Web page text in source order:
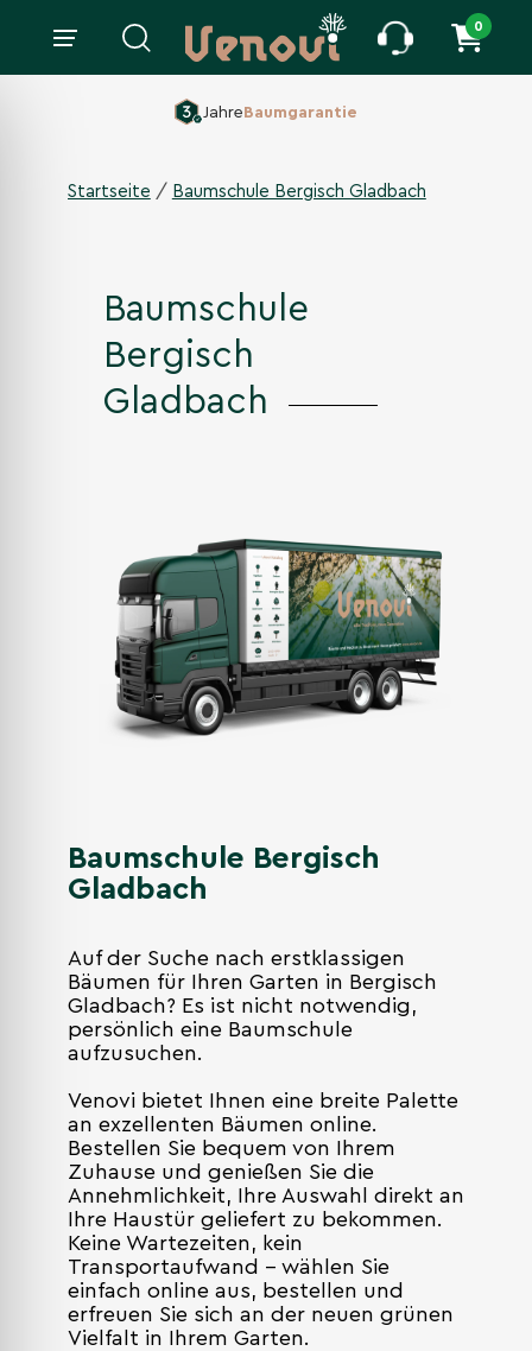
0
160 ha Baumschule,Seit 1860
Startseite / Baumschule Bergisch Gladbach
Baumschule
Bergisch
Gladbach
Baumschule Bergisch
Gladbach
Auf der Suche nach erstklassigen
Bäumen für Ihren Garten in Bergisch
Gladbach? Es ist nicht notwendig,
persönlich eine Baumschule
aufzusuchen.
Venovi bietet Ihnen eine breite Palette
an exzellenten Bäumen online.
Bestellen Sie bequem von Ihrem
Zuhause und genießen Sie die
Annehmlichkeit, Ihre Auswahl direkt an
Ihre Haustür geliefert zu bekommen.
Keine Wartezeiten, kein
Transportaufwand – wählen Sie
einfach online aus, bestellen und
erfreuen Sie sich an der neuen grünen
Vielfalt in Ihrem Garten.